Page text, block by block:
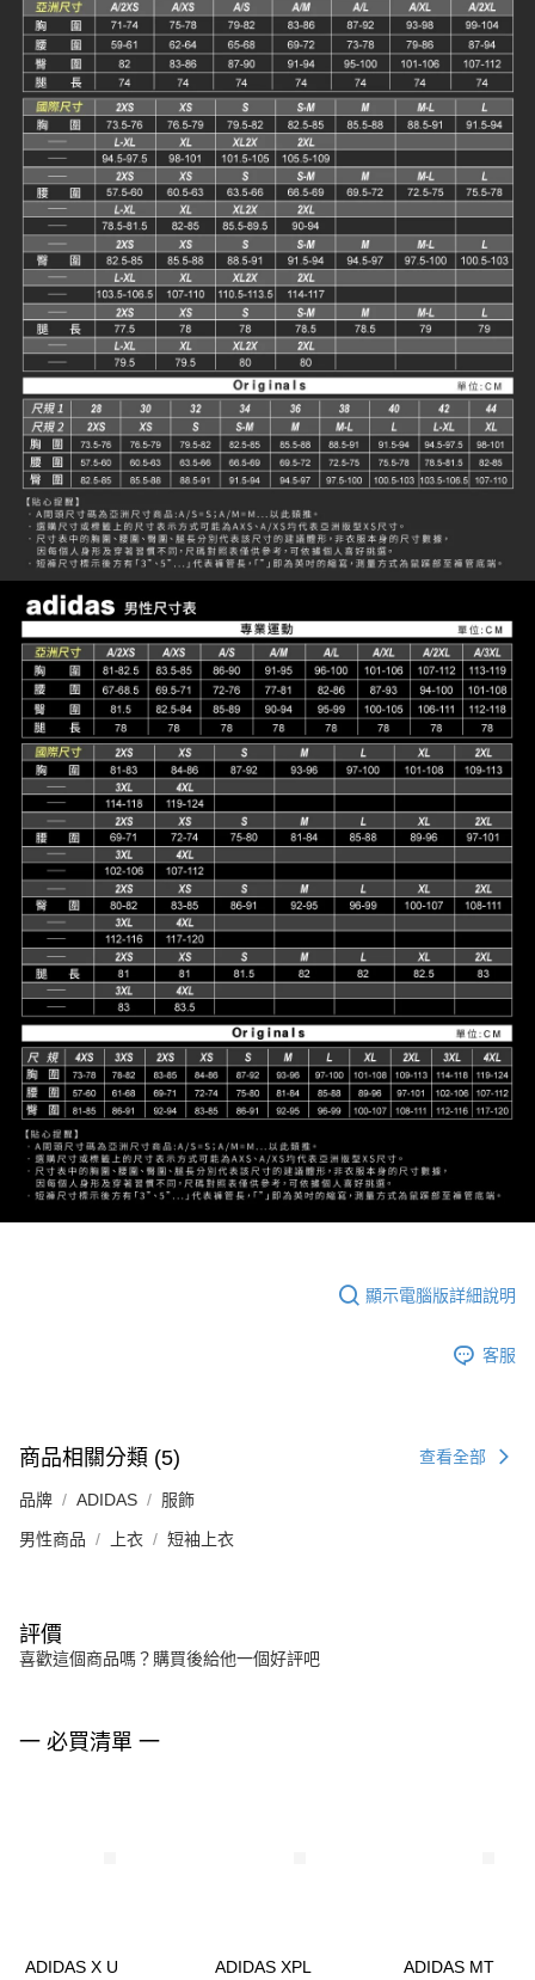
顯示電腦版詳細說明
客服
商品相關分類 (5) 查看全部
品牌 ADIDAS 服飾
男性商品 上衣 短袖上衣
評價
喜歡這個商品嗎？購買後給他一個好評吧
一 必買清單 一
ADIDAS X U ADIDAS XPL ADIDAS MT